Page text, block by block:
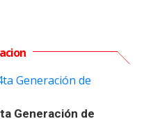
Generación de